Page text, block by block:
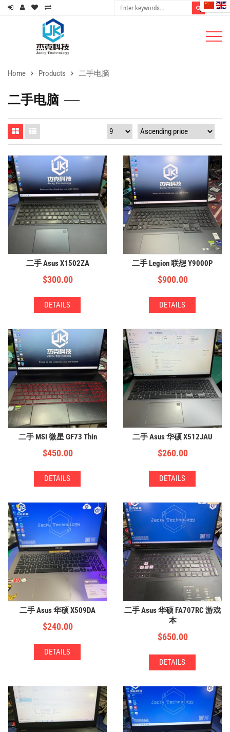
Home Products 二手电脑
二手电脑
二手 Asus X1502ZA
$300.00
DETAILS
二手 Legion 联想 Y9000P
$900.00
DETAILS
二手 MSI 微星 GF73 Thin
$450.00
DETAILS
二手 Asus 华硕 X512JAU
$260.00
DETAILS
二手 Asus 华硕 X509DA
$240.00
DETAILS
二手 Asus 华硕 FA707RC 游戏
本
$650.00
DETAILS